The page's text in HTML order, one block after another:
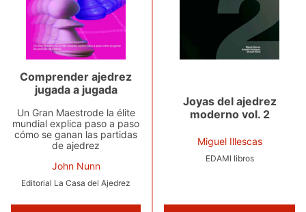
Comprender ajedrez
jugada a jugada
Un Gran Maestrode la élite
mundial explica paso a paso
cómo se ganan las partidas
de ajedrez
John Nunn
Editorial La Casa del Ajedrez
Joyas del ajedrez
moderno vol. 2
Miguel Illescas
EDAMI libros